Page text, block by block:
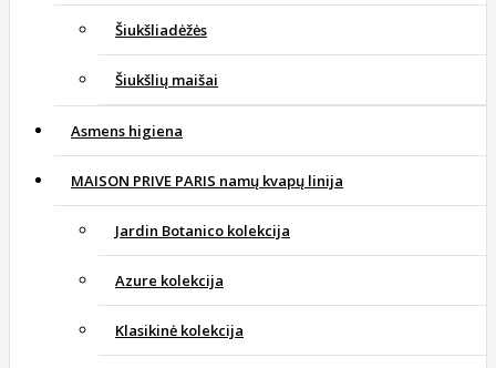
Šiukšliadėžės
Šiukšlių maišai
Asmens higiena
MAISON PRIVE PARIS namų kvapų linija
Jardin Botanico kolekcija
Azure kolekcija
Klasikinė kolekcija